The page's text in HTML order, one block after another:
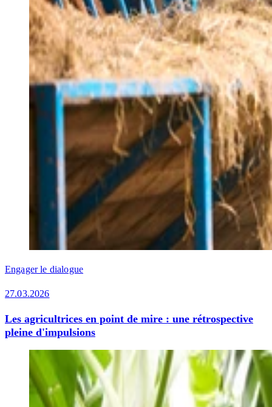
Engager le dialogue
27.03.2026
Les agricultrices en point de mire : une rétrospective
pleine d'impulsions